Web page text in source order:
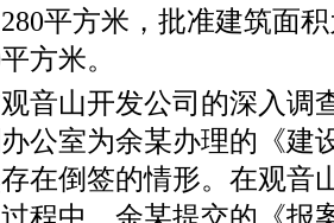
平方米，批准建筑面
方米。
山开发公司的深入调
公室为余某办理的《建
在倒签的情形。在观音
程中，余某提交的《报